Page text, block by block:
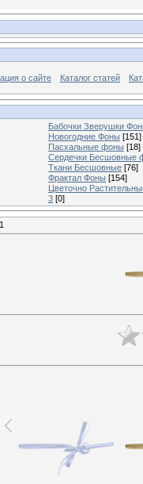
о сайте Каталог статей
Бабочки Зверушки
Новогодние Фоны [151]
Пасхальные фоны [18]
Сердечки Бесшовные
Ткани Бесшовные [76]
Фрактал Фоны [154]
Цветочно
3 [0]